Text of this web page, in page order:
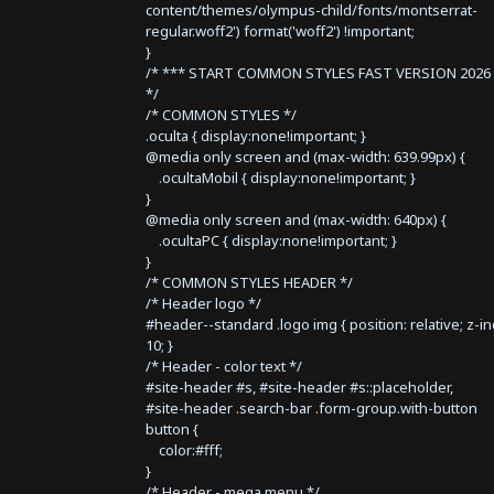
content/themes/olympus-child/fonts/montserrat-
regular.woff2') format('woff2') !important;
}
/* *** START COMMON STYLES FAST VERSION
*/
/* COMMON STYLES */
.oculta { display:none!important; }
@media only screen and (max-width: 639.99px) {
.ocultaMobil { display:none!important; }
}
@media only screen and (max-width: 640px) {
.ocultaPC { display:none!important; }
}
/* COMMON STYLES HEADER */
/* Header logo */
#header--standard .logo img { position: relative; z-
10; }
/* Header - color text */
#site-header #s, #site-header #s::placeholder,
#site-header .search-bar .form-group.with-button
button {
color:#fff;
}